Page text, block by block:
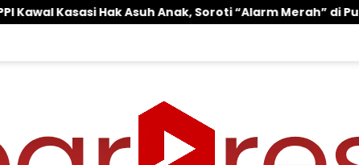
Soroti “Alarm Merah” di Putusan Banding ‎Wakil